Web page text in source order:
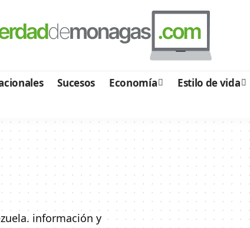
Sucesos Economía Estilo de vida
información y